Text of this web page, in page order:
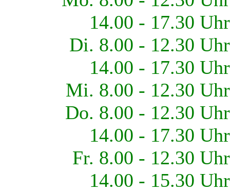
14.00 - 17.30 Uhr
Di. 8.00 - 12.30 Uhr
14.00 - 17.30 Uhr
Mi. 8.00 - 12.30 Uhr
Do. 8.00 - 12.30 Uhr
14.00 - 17.30 Uhr
Fr. 8.00 - 12.30 Uhr
14.00 - 15.30 Uhr